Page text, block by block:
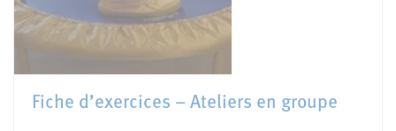
Fiche d’exercices – Ateliers en groupe